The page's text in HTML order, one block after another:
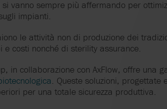
GAST
GRUNDFOS
HERMETIC
JOHNSON PUMP
AXFLOW SERVICE E
si vanno sempre più affermando per
impianti.
le attività non di produzione dei
costi nonché di sterility assurance.
in collaborazione con AxFlow, offre una
. Queste soluzioni,
per una totale sicurezza produttiva.